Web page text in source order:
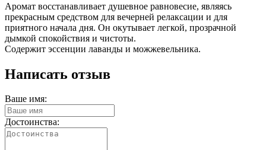
Аромат восстанавливает душевное равновесие, являясь
прекрасным средством для вечерней релаксации и для
приятного начала дня. Он окутывает легкой, прозрачной
дымкой спокойствия и чистоты.
Содержит эссенции лаванды и можжевельника.
Написать отзыв
Ваше имя:
Достоинства: